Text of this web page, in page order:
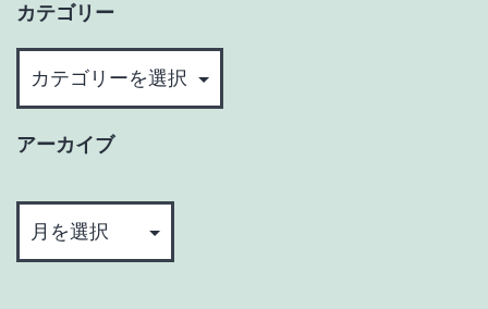
カテゴリー
リ
アーカイブ
カ